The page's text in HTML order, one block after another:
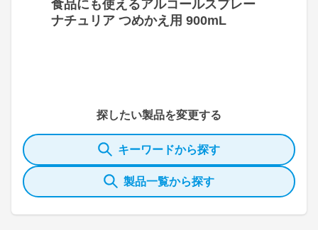
食品にも使えるアルコールスプレー
ナチュリア つめかえ用 900mL
探したい製品を変更する
キーワードから探す
製品一覧から探す